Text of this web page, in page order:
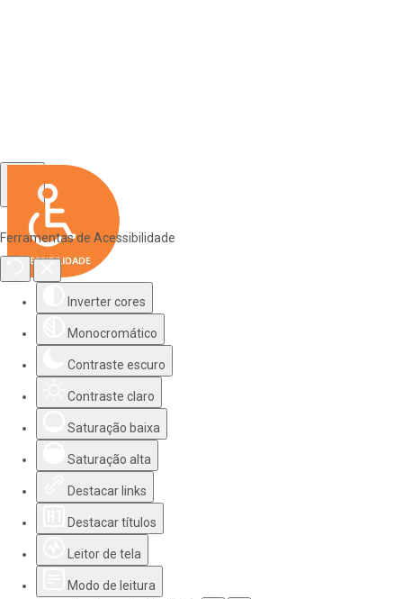
Ferramentas de Acessibilidade
Inverter cores
Monocromático
Contraste escuro
Contraste claro
Saturação baixa
Saturação alta
Destacar links
Destacar títulos
Leitor de tela
Modo de leitura